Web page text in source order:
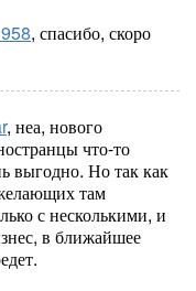
, спасибо, скоро
, неа, нового
что-то
выгодно. Но так как
там
с несколькими, и
в ближайшее